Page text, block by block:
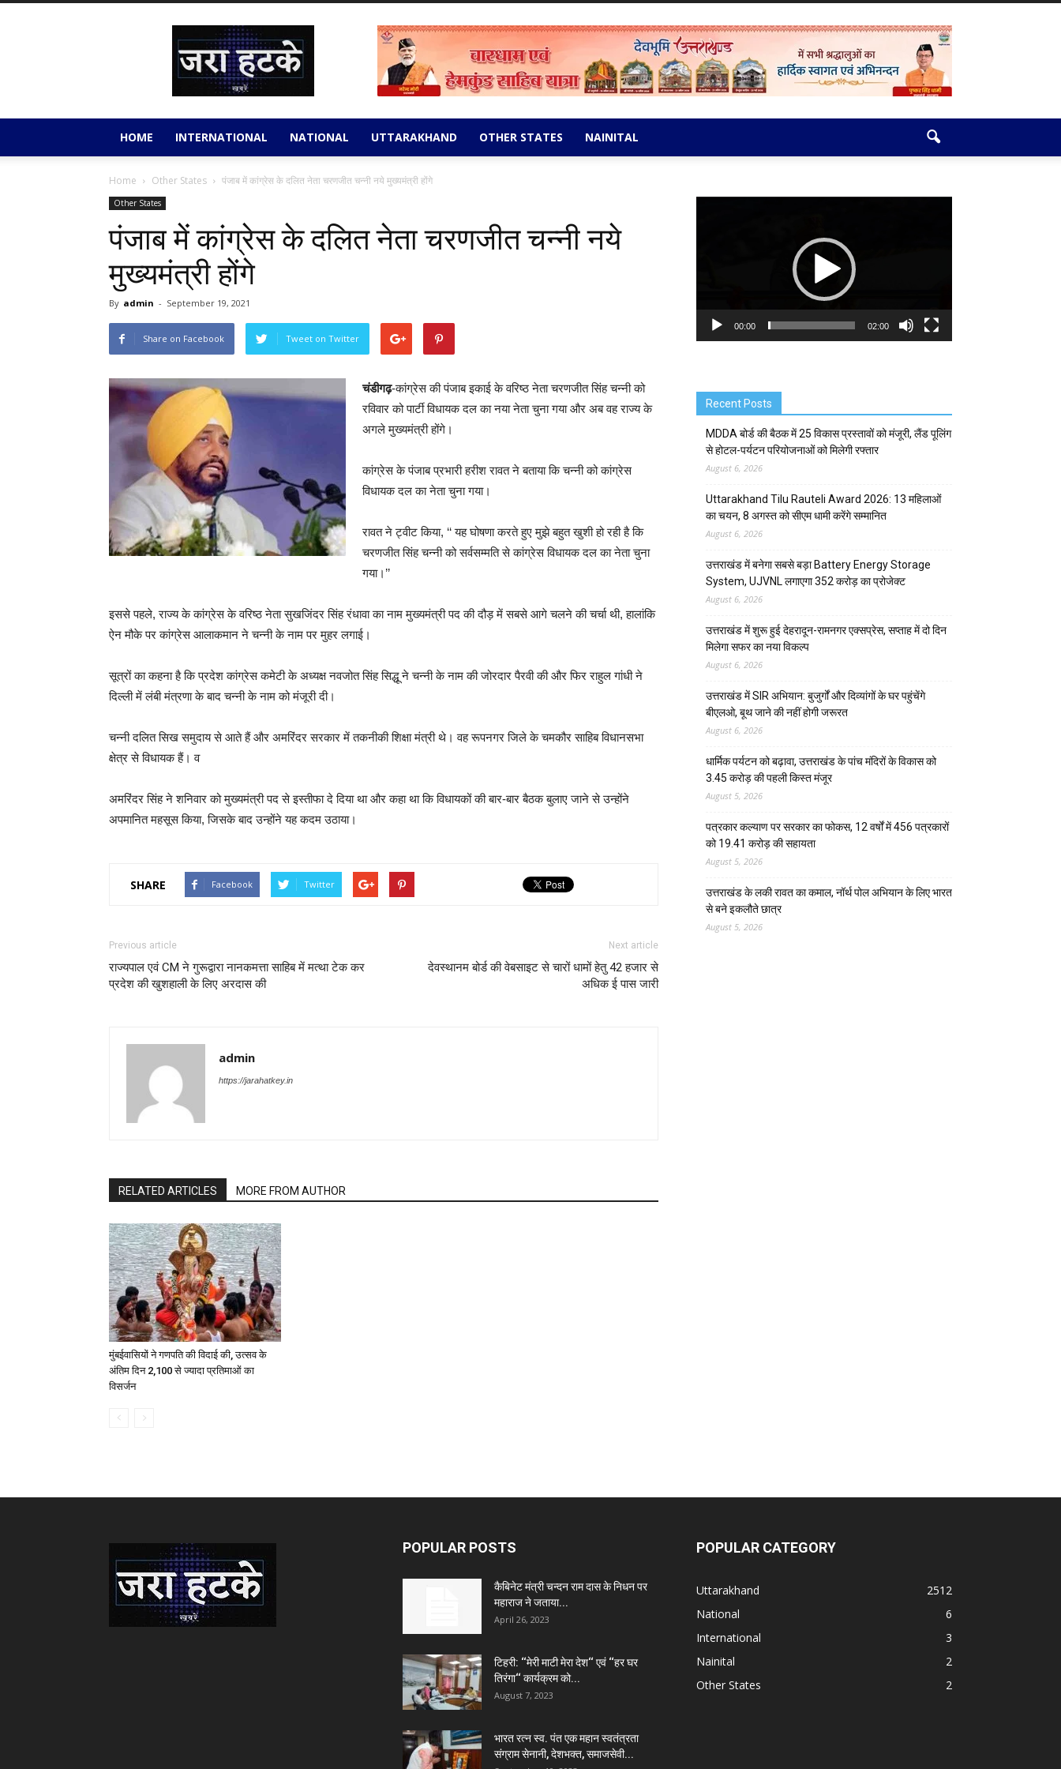
Hatkey
HOME INTERNATIONAL NATIONAL UTTARAKHAND OTHER STATES NAINITAL
Home Other States पंजाब में कांग्रेस के दलित नेता चरणजीत चन्नी नये मुख्यमंत्री होंगे
Other States
पंजाब में कांग्रेस के दलित नेता चरणजीत चन्नी नये
मुख्यमंत्री होंगे
By admin - September 19, 2021
Share on Facebook Tweet on Twitter
चंडीगढ़-कांग्रेस की पंजाब इकाई के वरिष्ठ नेता चरणजीत सिंह चन्नी को
रविवार को पार्टी विधायक दल का नया नेता चुना गया और अब वह राज्य के
अगले मुख्यमंत्री होंगे।
कांग्रेस के पंजाब प्रभारी हरीश रावत ने बताया कि चन्नी को कांग्रेस
विधायक दल का नेता चुना गया।
रावत ने ट्वीट किया, ‘‘ यह घोषणा करते हुए मुझे बहुत खुशी हो रही है कि
चरणजीत सिंह चन्नी को सर्वसम्मति से कांग्रेस विधायक दल का नेता चुना
गया।’’
इससे पहले, राज्य के कांग्रेस के वरिष्ठ नेता सुखजिंदर सिंह रंधावा का नाम मुख्यमंत्री पद की दौड़ में सबसे आगे चलने की चर्चा थी, हालांकि
ऐन मौके पर कांग्रेस आलाकमान ने चन्नी के नाम पर मुहर लगाई।
सूत्रों का कहना है कि प्रदेश कांग्रेस कमेटी के अध्यक्ष नवजोत सिंह सिद्धू ने चन्नी के नाम की जोरदार पैरवी की और फिर राहुल गांधी ने
दिल्ली में लंबी मंत्रणा के बाद चन्नी के नाम को मंजूरी दी।
चन्नी दलित सिख समुदाय से आते हैं और अमरिंदर सरकार में तकनीकी शिक्षा मंत्री थे। वह रूपनगर जिले के चमकौर साहिब विधानसभा
क्षेत्र से विधायक हैं। व
अमरिंदर सिंह ने शनिवार को मुख्यमंत्री पद से इस्तीफा दे दिया था और कहा था कि विधायकों की बार-बार बैठक बुलाए जाने से उन्होंने
अपमानित महसूस किया, जिसके बाद उन्होंने यह कदम उठाया।
SHARE Facebook Twitter
Previous article
राज्यपाल एवं CM ने गुरूद्वारा नानकमत्ता साहिब में मत्था टेक कर
प्रदेश की खुशहाली के लिए अरदास की
Next article
देवस्थानम बोर्ड की वेबसाइट से चारों धामों हेतु 42 हजार से
अधिक ई पास जारी
admin
https://jarahatkey.in
RELATED ARTICLES MORE FROM AUTHOR
मुंबईवासियों ने गणपति की विदाई की, उत्सव के
अंतिम दिन 2,100 से ज्यादा प्रतिमाओं का
विसर्जन
00:00 02:00
Recent Posts
MDDA बोर्ड की बैठक में 25 विकास प्रस्तावों को मंजूरी, लैंड पूलिंग
से होटल-पर्यटन परियोजनाओं को मिलेगी रफ्तार
August 6, 2026
Uttarakhand Tilu Rauteli Award 2026: 13 महिलाओं
का चयन, 8 अगस्त को सीएम धामी करेंगे सम्मानित
August 6, 2026
उत्तराखंड में बनेगा सबसे बड़ा Battery Energy Storage
System, UJVNL लगाएगा 352 करोड़ का प्रोजेक्ट
August 6, 2026
उत्तराखंड में शुरू हुई देहरादून-रामनगर एक्सप्रेस, सप्ताह में दो दिन
मिलेगा सफर का नया विकल्प
August 6, 2026
उत्तराखंड में SIR अभियान: बुजुर्गों और दिव्यांगों के घर पहुंचेंगे
बीएलओ, बूथ जाने की नहीं होगी जरूरत
August 6, 2026
धार्मिक पर्यटन को बढ़ावा, उत्तराखंड के पांच मंदिरों के विकास को
3.45 करोड़ की पहली किस्त मंजूर
August 5, 2026
पत्रकार कल्याण पर सरकार का फोकस, 12 वर्षों में 456 पत्रकारों
को 19.41 करोड़ की सहायता
August 5, 2026
उत्तराखंड के लकी रावत का कमाल, नॉर्थ पोल अभियान के लिए भारत
से बने इकलौते छात्र
August 5, 2026
POPULAR POSTS
कैबिनेट मंत्री चन्दन राम दास के निधन पर
महाराज ने जताया...
April 26, 2023
टिहरी: ‘‘मेरी माटी मेरा देश‘‘ एवं ‘‘हर घर
तिरंगा‘‘ कार्यक्रम को...
August 7, 2023
भारत रत्न स्व. पंत एक महान स्वतंत्रता
संग्राम सेनानी, देशभक्त, समाजसेवी...
POPULAR CATEGORY
Uttarakhand
2512
National
6
International
3
Nainital
2
Other States
2